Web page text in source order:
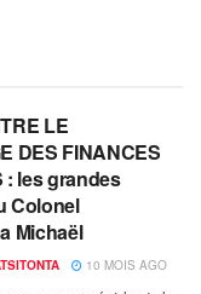
LE
DES FINANCES
: les grandes
Colonel
Michaël
10 MOIS AGO